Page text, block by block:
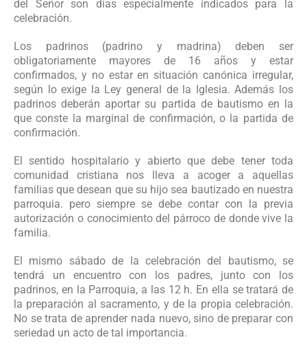
del Señor son días especialmente indicados para la
celebración.
Los padrinos (padrino y madrina) deben ser
obligatoriamente mayores de 16 años y estar
confirmados, y no estar en situación canónica irregular,
según lo exige la Ley general de la Iglesia. Además los
padrinos deberán aportar su partida de bautismo en la
que conste la marginal de confirmación, o la partida de
confirmación.
El sentido hospitalario y abierto que debe tener toda
comunidad cristiana nos lleva a acoger a aquellas
familias que desean que su hijo sea bautizado en nuestra
parroquia. pero siempre se debe contar con la previa
autorización o conocimiento del párroco de donde vive la
familia.
El mismo sábado de la celebración del bautismo, se
tendrá un encuentro con los padres, junto con los
padrinos, en la Parroquia, a las 12 h. En ella se tratará de
la preparación al sacramento, y de la propia celebración.
No se trata de aprender nada nuevo, sino de preparar con
seriedad un acto de tal importancia.